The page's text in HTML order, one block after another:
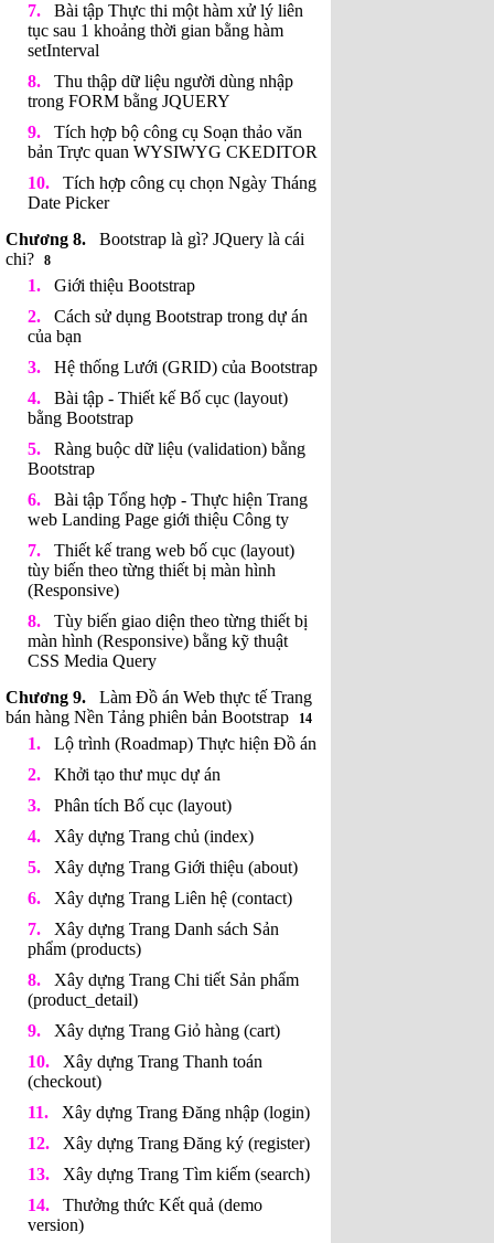
Bài tập Thực thi một hàm xử lý liên
tục sau 1 khoảng thời gian bằng hàm
setInterval
Thu thập dữ liệu người dùng nhập
trong FORM bằng JQUERY
Tích hợp bộ công cụ Soạn thảo văn
bản Trực quan WYSIWYG CKEDITOR
Tích hợp công cụ chọn Ngày Tháng
Date Picker
Bootstrap là gì? JQuery là cái
chi?
8
Giới thiệu Bootstrap
Cách sử dụng Bootstrap trong dự án
của bạn
Hệ thống Lưới (GRID) của Bootstrap
Bài tập - Thiết kế Bố cục (layout)
bằng Bootstrap
Ràng buộc dữ liệu (validation) bằng
Bootstrap
Bài tập Tổng hợp - Thực hiện Trang
web Landing Page giới thiệu Công ty
Thiết kế trang web bố cục (layout)
tùy biến theo từng thiết bị màn hình
(Responsive)
Tùy biến giao diện theo từng thiết bị
màn hình (Responsive) bằng kỹ thuật
CSS Media Query
Làm Đồ án Web thực tế Trang
bán hàng Nền Tảng phiên bản Bootstrap
14
Lộ trình (Roadmap) Thực hiện Đồ án
Khởi tạo thư mục dự án
Phân tích Bố cục (layout)
Xây dựng Trang chủ (index)
Xây dựng Trang Giới thiệu (about)
Xây dựng Trang Liên hệ (contact)
Xây dựng Trang Danh sách Sản
phẩm (products)
Xây dựng Trang Chi tiết Sản phẩm
(product_detail)
Xây dựng Trang Giỏ hàng (cart)
Xây dựng Trang Thanh toán
(checkout)
Xây dựng Trang Đăng nhập (login)
Xây dựng Trang Đăng ký (register)
Xây dựng Trang Tìm kiếm (search)
Thưởng thức Kết quả (demo
version)